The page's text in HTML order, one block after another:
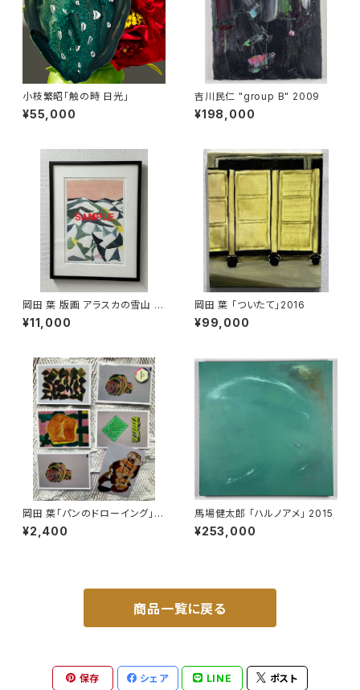
小枝繁昭「触の時 日光」
¥55,000
吉川民仁 "group B" 2009
¥198,000
岡田 葉 版画 アラスカの雪山 額
装 オプション ブラック
¥11,000
岡田 葉 「ついたて」2016
¥99,000
岡田 葉「パンのドローイング」ポ
ストカード5枚セットB
¥2,400
馬場健太郎 「ハルノアメ」 2015
¥253,000
商品一覧に戻る
保存 シェア LINE ポスト